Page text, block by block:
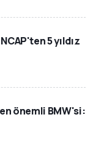
5 yıldız
önemli BMW'si: